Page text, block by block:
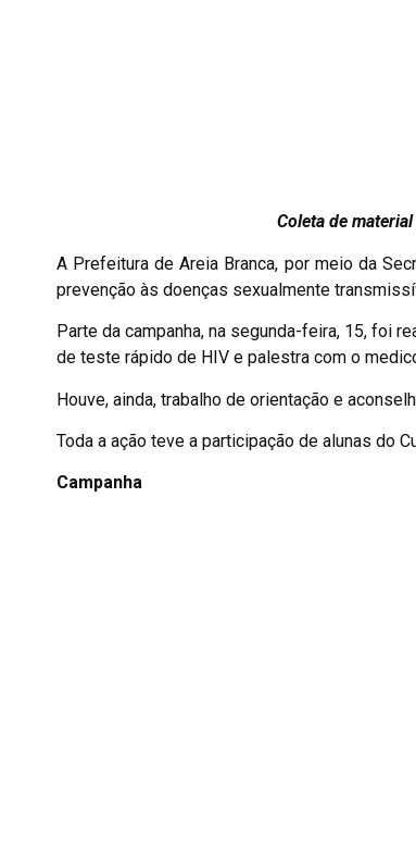
Coleta de
A Prefeitura de Areia Branca, por meio da
prevenção às doenças sexualmente
Parte da campanha, na segunda-feira, 15, foi
de teste rápido de HIV e palestra com o
Houve, ainda, trabalho de orientação e
Toda a ação teve a participação de alunas do
Campanha